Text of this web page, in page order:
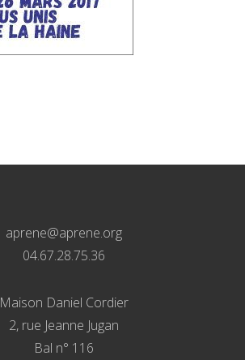
aprene@aprene.org
04.67.28.75.36
Maison Daniel Cordier
2, rue Jeanne Jugan
Bal n° 116